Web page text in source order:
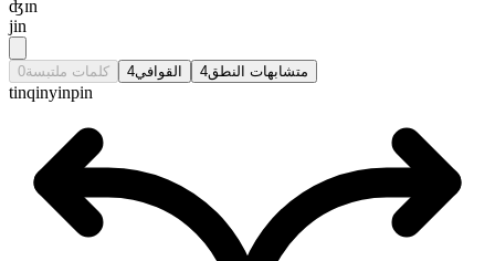
ʤɪn
jin
كلمات ملتبسة0 القوافي4 متشابهات النطق4
tinqinyinpin